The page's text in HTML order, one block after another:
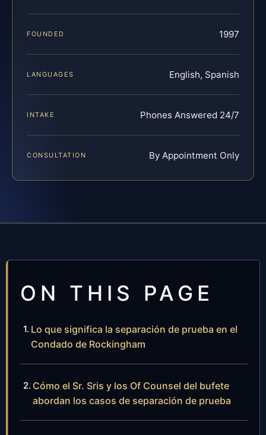
FOUNDED 1997
LANGUAGES English, Spanish
INTAKE Phones Answered 24/7
CONSULTATION By Appointment Only
ON THIS PAGE
Lo que significa la separación de prueba en el
Condado de Rockingham
Cómo el Sr. Sris y los Of Counsel del bufete
abordan los casos de separación de prueba